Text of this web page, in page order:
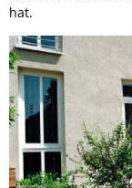
hat.